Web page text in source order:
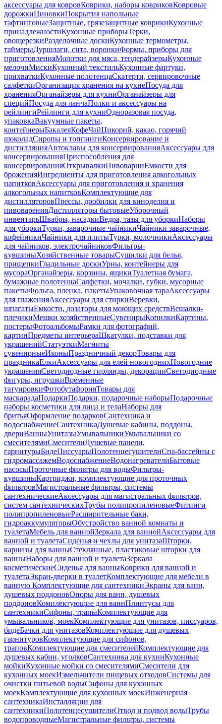
аксессуары для ковровКоврики, наборы ковриковКовровые
дорожкиЦиновкиПокрытия напольные
тафтинговыеЗащитные, грязезащитные коврикиКухонные
принадлежностиКухонные приборыТерки,
овощерезкиРазделочные доскиКухонные термометры,
таймерыДуршлаги, сита, воронкиФормы, приборы для
приготовленияМолотки для мяса, тендерайзерыКухонные
мелочиМискиКухонный текстильКухонные фартуки,
прихваткиКухонные полотенцаСкатерти, сервировочные
салфеткиОрганизация хранения на кухнеПосуда для
храненияОрганайзеры для кухниОрганайзеры для
специйПосуда для ланчаПолки и аксессуары на
рейлингиРейлинги для кухниОдноразовая посуда,
упаковкаВакуумные пакеты,
контейнерыБакалеяКофеЧайЦикорий, какао, горячий
шоколадСиропы и топпингиКонсервирование и
дистилляцияАвтоклавы для консервированияАксессуары для
консервированияПриспособления для
консервированияОткрывалкиПивоварниЕмкости для
броженияИнгредиенты для приготовления алкогольных
напитковАксессуары для приготовления и хранения
алкогольных напитковКомплектующие для
дистилляторовПрессы, дробилки для виноделия и
пивоваренияДистилляторы бытовыеУборочный
инвентарьШвабры, насадкиВедра, тазы для уборкиНаборы
для уборкиТурки, заварочные чайникиЧайники заварочные,
кофейникиЧайники для плитыТурки, молочникиАксессуары
для чайников, электрочайниковФильтры-
кувшиныХозяйственные товарыСушилки для белья,
прищепкиГладильные доскиУрны, контейнеры для
мусораОрганайзеры, корзины, ящикиТуалетная бумага,
бумажные полотенцаСалфетки, мочалки, губки, мусорные
пакетыФольга, пленка, пакетыУпаковочная тараАксессуары
для глаженияАксессуары для стиркиВеревки,
шпагатыЕмкости, дозаторы для моющих средствВешалки-
плечикиМешки хозяйственныеСувенирыКопилкиКартины,
постерыФотоальбомыРамки для фотографий,
картинПредметы интерьераШкатулки, подставки для
украшенийСтатуэткиМагниты
сувенирныеИконыПраздничный декорТовары для
праздникаЕлкиАксессуары для елей новогоднихНовогодние
украшенияСветодиодные гирлянды, декорацииСветодиодные
фигуры, игрушкиВременные
татуировкиФотобутафорияТовары для
маскарадаПодаркиПодарки, подарочные наборыПодарочные
наборы косметики для лица и телаНаборы для
бритьяОформление подарковСантехника и
водоснабжениеСантехникаДушевые кабины, поддоны,
двериВанныУнитазыУмывальникиУмывальники со
смесителямиСмесителиДушевые панели,
гарнитурыБидеПиссуарыПолотенцесушителиСпа-бассейны с
гидромассажемВодоснабжениеВодонагревателиБытовые
насосыПроточные фильтры для водыФильтры-
кувшиныКартриджи, комплектующие для проточных
фильтровМагистральные фильтры, системы
сантехническиеАксессуары для магистральных фильтров,
систем сантехническихТрубы полипропиленовыеФитинги
полипропиленовыеРасширительные баки,
гидроаккумуляторыОбустройство ванной комнаты и
туалетаМебель для ваннойЗеркала для ваннойАксессуары для
ванной и туалетаСиденья и чехлы для унитазаШторки,
карнизы для ванныСтеклянные, пластиковые шторки для
ванныНаборы для ванной и туалетаЗеркала
косметическиеСиденья для ванныКоврики для ванной и
туалетаЭкран-дверки в туалетКомплектующие для мебели в
ванную Комплектующие для сантехникиЭкраны для ванн,
душевых поддоновОпоры для ванн, душевых
поддоновКомплектующие для ваннПлинтусы для
сантехникиСифоны, трапыКомплектующие для
умывальников, моекКомплектующие для унитазов, писсуаров,
бидеБачки для унитазовКомплектующие для душевых
гарнитуровКомплектующие для сифонов,
траповКомплектующие для смесителейКомплектующие для
душевых кабин, уголковСантехника для кухниКухонные
мойкиКухонные мойки со смесителямиСмесители для
кухонных моекИзмельчители пищевых отходовСистемы для
очистки питьевой водыСифоны для кухонных
моекКомплектующие для кухонных моекИнженерная
сантехникаИнсталляции для
сантехникиПолотенцесушителиОтвод и подвод водыТрубы
водопроводныеМагистральные фильтры, системы